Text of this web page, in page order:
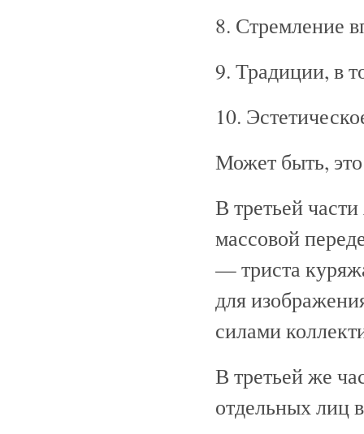
8. Стремление
9. Традиции, в
10.
Может быть, это
В третьей
массовой
— триста
для
силами
В третьей же
отдельных лиц